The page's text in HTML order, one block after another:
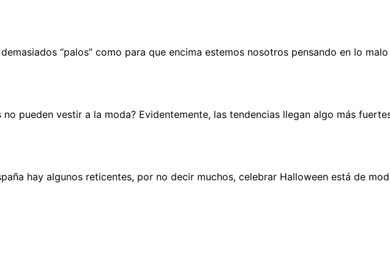
“palos” como para que encima estemos nosotros pensando en lo
pueden vestir a la moda? Evidentemente, las tendencias llegan algo más
hay algunos reticentes, por no decir muchos, celebrar Halloween está de